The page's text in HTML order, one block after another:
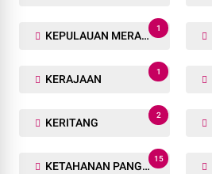
KEPULAUAN MERANTI
1
KERAJAAN
1
KERITANG
2
KETAHANAN PANGAN
15